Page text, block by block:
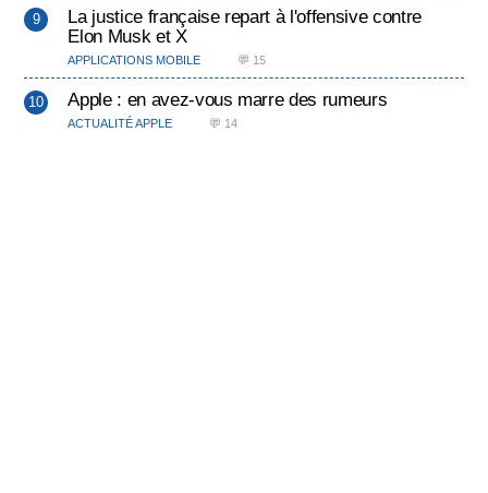
La justice française repart à l'offensive contre
Elon Musk et X
APPLICATIONS MOBILE 💬 15
Apple : en avez-vous marre des rumeurs
ACTUALITÉ APPLE 💬 14